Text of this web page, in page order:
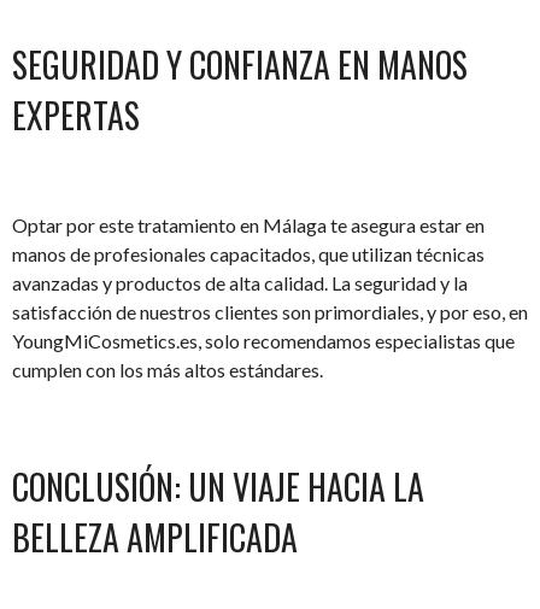
SEGURIDAD Y CONFIANZA EN MANOS
EXPERTAS
Optar por este tratamiento en Málaga te asegura estar en
manos de profesionales capacitados, que utilizan técnicas
avanzadas y productos de alta calidad. La seguridad y la
satisfacción de nuestros clientes son primordiales, y por eso, en
YoungMiCosmetics.es, solo recomendamos especialistas que
cumplen con los más altos estándares.
CONCLUSIÓN: UN VIAJE HACIA LA
BELLEZA AMPLIFICADA